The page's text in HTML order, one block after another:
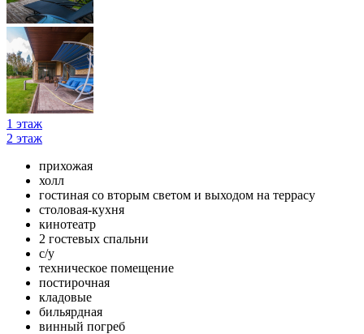
1 этаж
2 этаж
прихожая
холл
гостиная со вторым светом и выходом на террасу
столовая-кухня
кинотеатр
2 гостевых спальни
с/у
техническое помещение
постирочная
кладовые
бильярдная
винный погреб